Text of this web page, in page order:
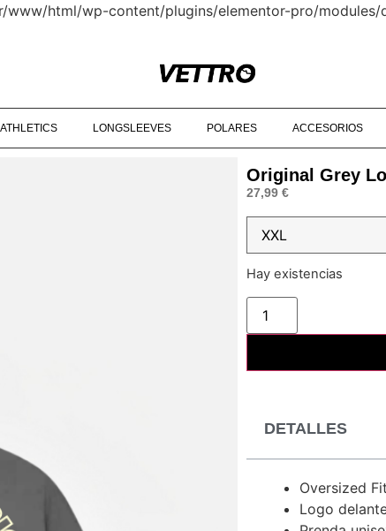
www/html/wp-content/plugins/elementor-pro/
ATHLETICS LONGSLEEVES POLARES ACCESORIOS
Original Grey
27,99 €
Hay existencias
DETALLES
Oversized
Logo